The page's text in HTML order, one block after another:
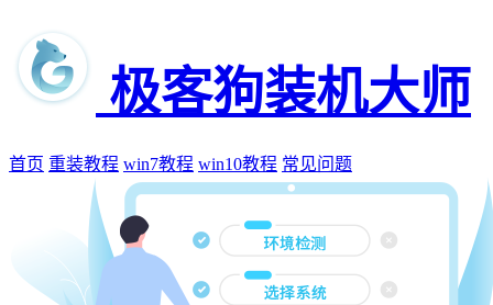
极客狗装机大师
首页 重装教程 win7教程 win10教程 常见问题